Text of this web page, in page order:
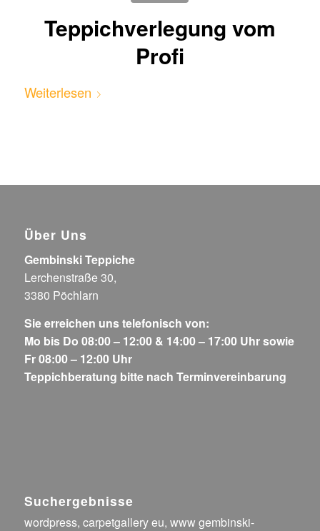
Teppichverlegung vom
Profi
Weiterlesen
Über Uns
Gembinski Teppiche
Lerchenstraße 30,
3380 Pöchlarn
Sie erreichen uns telefonisch von:
Mo bis Do 08:00 – 12:00 & 14:00 – 17:00 Uhr sowie
Fr 08:00 – 12:00 Uhr
Teppichberatung bitte nach Terminvereinbarung
Suchergebnisse
wordpress, carpetgallery eu, www gembinski-